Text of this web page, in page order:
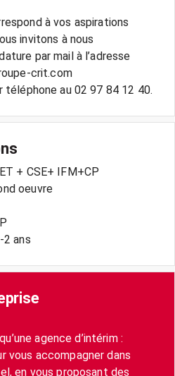
à vos aspirations
invitons à nous
par mail à l’adresse
crit.com
téléphone au 02 97 84 12 40.
+ CSE+ IFM+CP
oeuvre
2 ans
agence d’intérim :
vous accompagner dans
en vous proposant des